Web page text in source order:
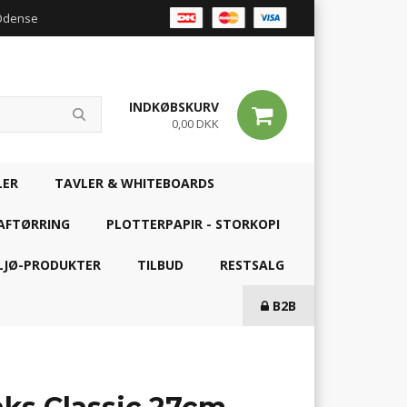
INDKØBSKURV
0,00 DKK
TAVLER & WHITEBOARDS
PLOTTERPAPIR - STORKOPI
PRODUKTER TILBUD RESTSALG
B2B